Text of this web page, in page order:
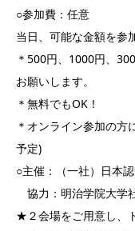
○参加費：任意
当日、可能な金額を参
＊500円、1000円、
お願いします。
＊無料でもOK！
＊オンライン参加の
予定)
○主催：（一社）日本
協力：明治学院大学
★２会場をご用意し、